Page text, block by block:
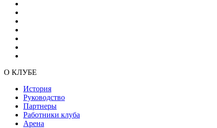
О КЛУБЕ
История
Руководство
Партнеры
Работники клуба
Арена